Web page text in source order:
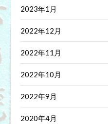
2023年1月
2022年12月
2022年11月
2022年10月
2022年9月
2020年4月